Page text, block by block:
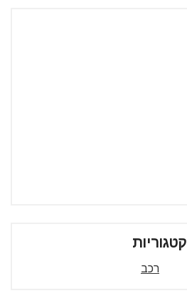
קטגוריות
רכב